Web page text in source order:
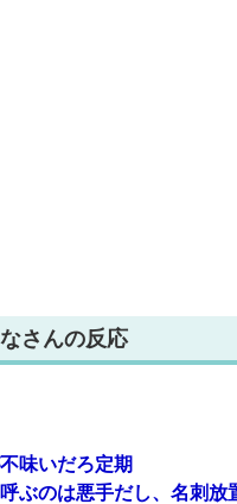
さんの反応
味いだろ定期
ぶのは悪手だし、名刺放